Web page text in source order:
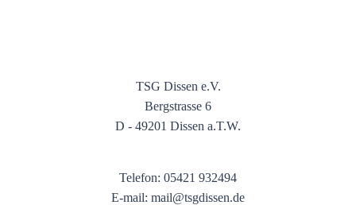
TSG Dissen e.V.
Bergstrasse 6
D - 49201 Dissen a.T.W.
Telefon: 05421 932494
E-mail: mail@tsgdissen.de